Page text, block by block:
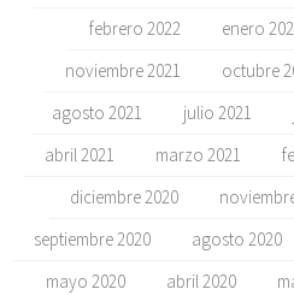
febrero 2022
enero
noviembre 2021
octubre
agosto 2021
julio 2021
abril 2021
marzo 2021
diciembre 2020
septiembre 2020
agosto 2020
mayo 2020
abril 2020